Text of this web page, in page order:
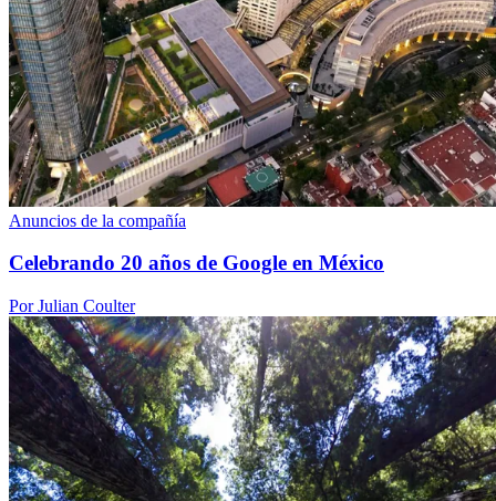
Anuncios de la compañía
Celebrando 20 años de Google en México
Por Julian Coulter